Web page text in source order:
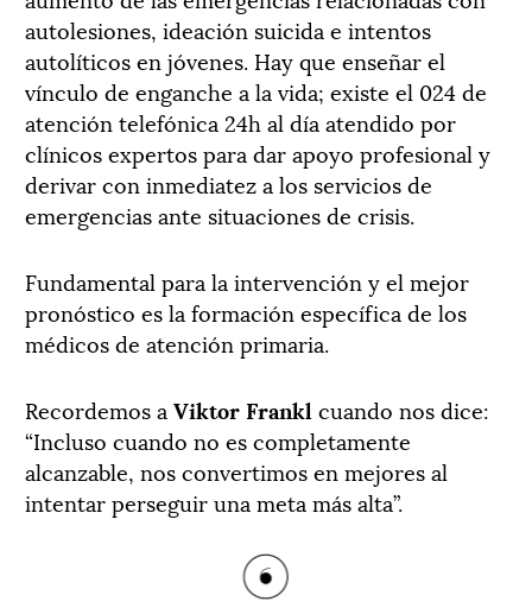
autolesiones, ideación suicida e intentos
autolíticos en jóvenes. Hay que enseñar el
vínculo de enganche a la vida; existe el 024 de
atención telefónica 24h al día atendido por
clínicos expertos para dar apoyo profesional y
derivar con inmediatez a los servicios de
emergencias ante situaciones de crisis.
Fundamental para la intervención y el mejor
pronóstico es la formación específica de los
médicos de atención primaria.
Recordemos a Viktor Frankl cuando nos dice:
“Incluso cuando no es completamente
alcanzable, nos convertimos en mejores al
intentar perseguir una meta más alta”.